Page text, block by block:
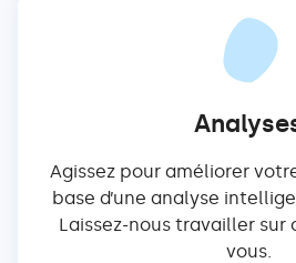
Agissez pour améliorer
base d’une analyse
Laissez-nous travailler sur
vous.